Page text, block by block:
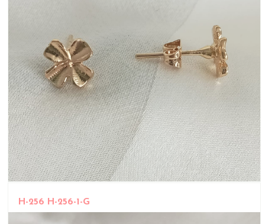
H-256 H-256-1-G